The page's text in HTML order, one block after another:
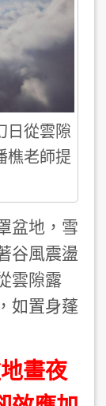
日從雲隙
樵老師提
盆地，雪
谷風震盪
雲隙露
如置身蓬
畫夜